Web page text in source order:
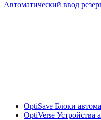
Автоматический ввод
OptiSave Блоки
OptiVerse Устройства